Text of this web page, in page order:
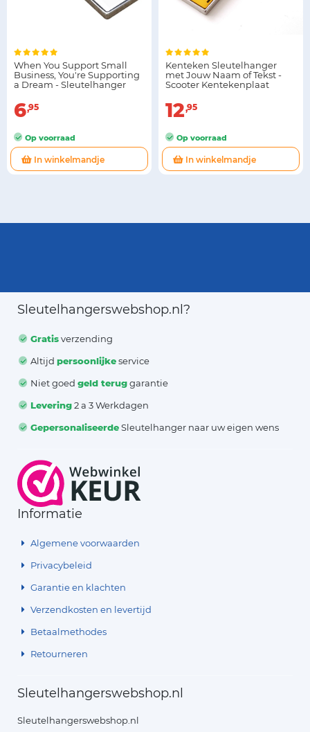
When You Support Small
Business, You're Supporting
a Dream - Sleutelhanger
6 95
Op voorraad
In winkelmandje
Kenteken Sleutelhanger
met Jouw Naam of Tekst -
Scooter Kentekenplaat
12 95
Op voorraad
In winkelmandje
Sleutelhangerswebshop.nl?
Gratisverzending
Altijdpersoonlijkeservice
Niet goedgeld teruggarantie
Levering2 a 3 Werkdagen
GepersonaliseerdeSleutelhanger naar uw eigen wens
Informatie
Algemene voorwaarden
Privacybeleid
Garantie en klachten
Verzendkosten en levertijd
Betaalmethodes
Retourneren
Sleutelhangerswebshop.nl
Sleutelhangerswebshop.nl